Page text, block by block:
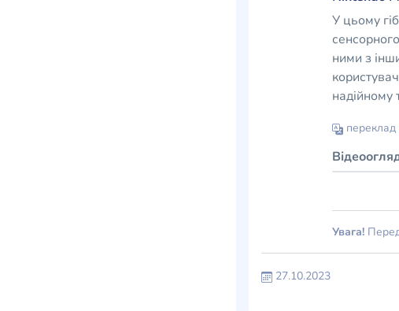
У цьому
ними з
надійному
переклад
Увага!
27.10.2023